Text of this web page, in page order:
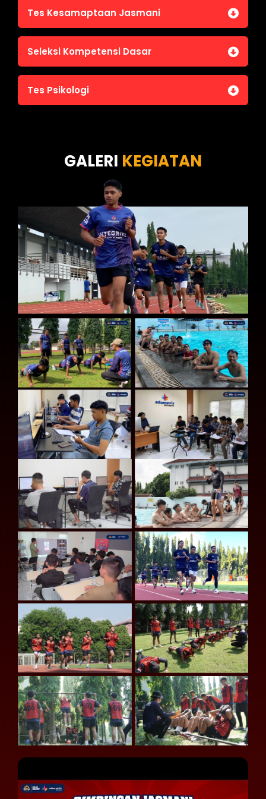
Tes Kesamaptaan Jasmani
Jasmani A (Lari 12 menit)
Jasmani C (Renang)
Seleksi Kompetensi Dasar
Tes Intelegensi Umum
Tes Psikologi
Tes Kepribadian
GALERI KEGIATAN